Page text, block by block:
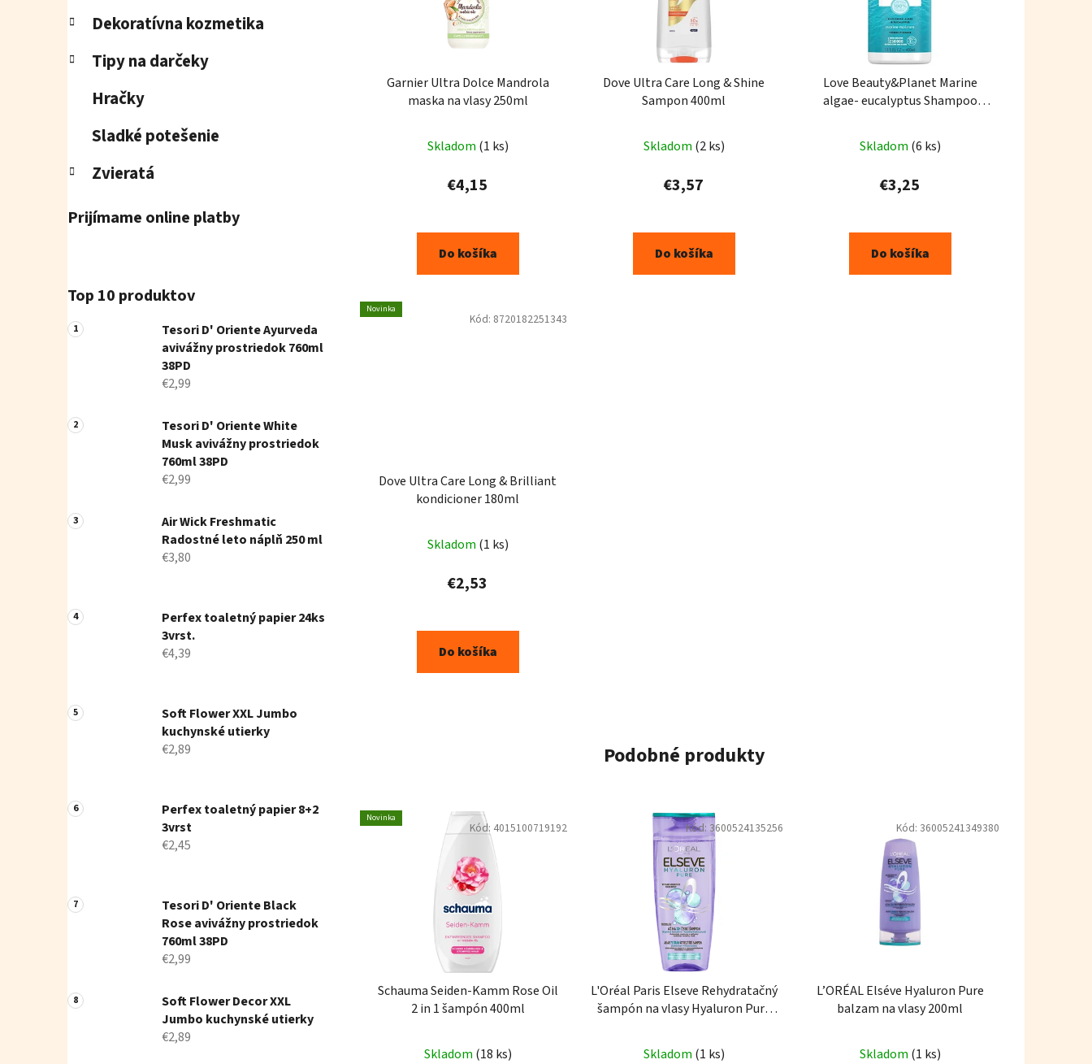
Dekoratívna kozmetika
Tipy na darčeky
Hračky
Sladké potešenie
Zvieratá
Prijímame online platby
Top 10 produktov
Tesori D' Oriente Ayurveda
avivážny prostriedok 760ml
38PD
€2,99
Tesori D' Oriente White
Musk avivážny prostriedok
760ml 38PD
€2,99
Air Wick Freshmatic
Radostné leto náplň 250 ml
€3,80
Perfex toaletný papier 24ks
3vrst.
€4,39
Soft Flower XXL Jumbo
kuchynské utierky
€2,89
Perfex toaletný papier 8+2
3vrst
€2,45
Tesori D' Oriente Black
Rose avivážny prostriedok
760ml 38PD
€2,99
Soft Flower Decor XXL
Jumbo kuchynské utierky
€2,89
Garnier Ultra Dolce Mandrola
maska na vlasy 250ml
Skladom (1 ks)
€4,15
Do košíka
Dove Ultra Care Long & Shine
Sampon 400ml
Skladom (2 ks)
€3,57
Do košíka
Love Beauty&Planet Marine
algae- eucalyptus Shampoo
Skladom (6 ks)
€3,25
Do košíka
Novinka
Dove Ultra Care Long & Brilliant
kondicioner 180ml
Skladom (1 ks)
€2,53
Do košíka
Kód: 8720182251343
Podobné produkty
Novinka
Schauma Seiden-Kamm Rose Oil
2 in 1 šampón 400ml
Skladom (18 ks)
Kód: 4015100719192
L'Oréal Paris Elseve Rehydratačný
šampón na vlasy Hyaluron Pure
Skladom (1 ks)
Kód: 3600524135256
L’ORÉAL Elséve Hyaluron Pure
balzam na vlasy 200ml
Skladom (1 ks)
Kód: 36005241349380